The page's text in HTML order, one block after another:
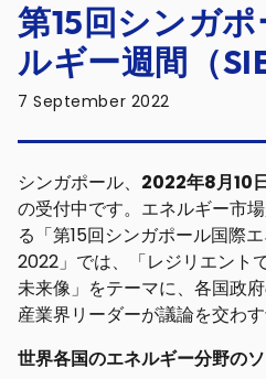
第15回シンガ
ルギー週間（
7 September 2022
シンガポール、 2022年8月10
の受付中です。エネルギー市
る「第15回シンガポール国際
2022」では、「レジリエント
未来像」をテーマに、各国政
産業界リーダーが議論を交わす
世界各国のエネルギー分野の